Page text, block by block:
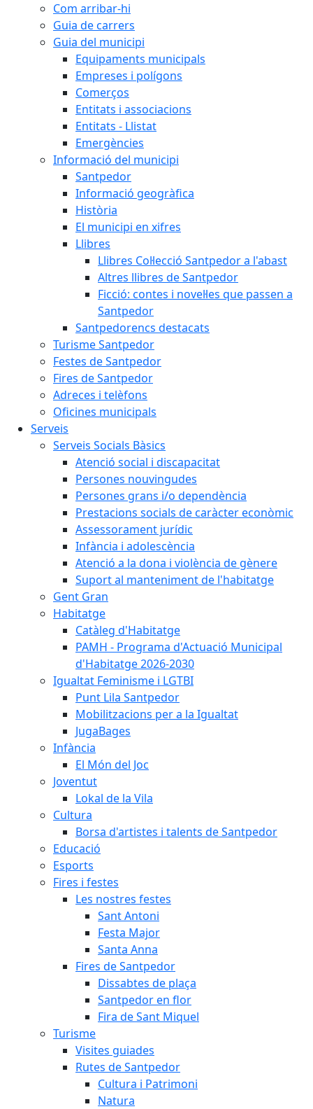
Com arribar-hi
Guia de carrers
Guia del municipi
Equipaments municipals
Empreses i polígons
Comerços
Entitats i associacions
Entitats - Llistat
Emergències
Informació del municipi
Santpedor
Informació geogràfica
Història
El municipi en xifres
Llibres
Llibres Col·lecció Santpedor a l'abast
Altres llibres de Santpedor
Ficció: contes i novel·les que passen a
Santpedor
Santpedorencs destacats
Turisme Santpedor
Festes de Santpedor
Fires de Santpedor
Adreces i telèfons
Oficines municipals
Serveis
Serveis Socials Bàsics
Atenció social i discapacitat
Persones nouvingudes
Persones grans i/o dependència
Prestacions socials de caràcter econòmic
Assessorament jurídic
Infància i adolescència
Atenció a la dona i violència de gènere
Suport al manteniment de l'habitatge
Gent Gran
Habitatge
Catàleg d'Habitatge
PAMH - Programa d'Actuació Municipal
d'Habitatge 2026-2030
Igualtat Feminisme i LGTBI
Punt Lila Santpedor
Mobilitzacions per a la Igualtat
JugaBages
Infància
El Món del Joc
Joventut
Lokal de la Vila
Cultura
Borsa d'artistes i talents de Santpedor
Educació
Esports
Fires i festes
Les nostres festes
Sant Antoni
Festa Major
Santa Anna
Fires de Santpedor
Dissabtes de plaça
Santpedor en flor
Fira de Sant Miquel
Turisme
Visites guiades
Rutes de Santpedor
Cultura i Patrimoni
Natura